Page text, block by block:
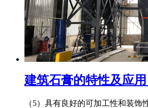
建筑石膏的特性及应
（5）具有良好的可加工性和装饰